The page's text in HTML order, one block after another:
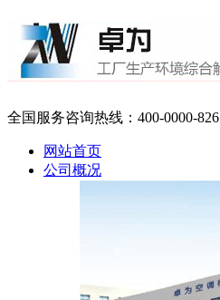
全国服务咨询热线： 400-0000-826
网站首页
公司概况